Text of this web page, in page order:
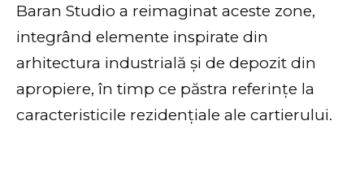
Baran Studio a reimaginat aceste zone,
integrând elemente inspirate din
arhitectura industrială și de depozit din
apropiere, în timp ce păstra referințe la
caracteristicile rezidențiale ale cartierului.